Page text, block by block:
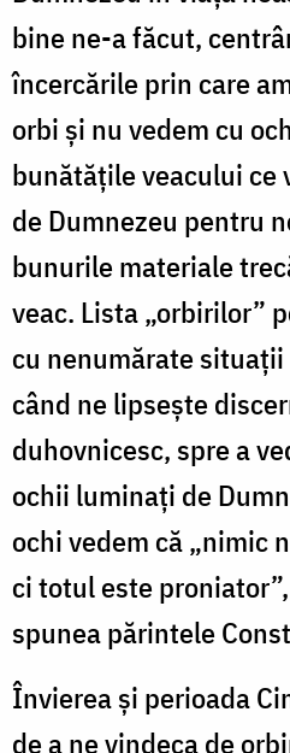
bine ne-a făcut,
încercările prin care
orbi și nu vedem cu
bunătățile veacului ce
de Dumnezeu pentru
bunurile materiale
veac. Lista „orbirilor”
cu nenumărate
când ne lipsește
duhovnicesc, spre a
ochii luminați de
ochi vedem că „nimic
ci totul este
spunea părintele
Învierea și perioada
de a ne vindeca de